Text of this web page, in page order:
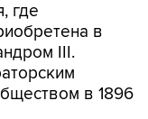
где
в
III.
в 1896